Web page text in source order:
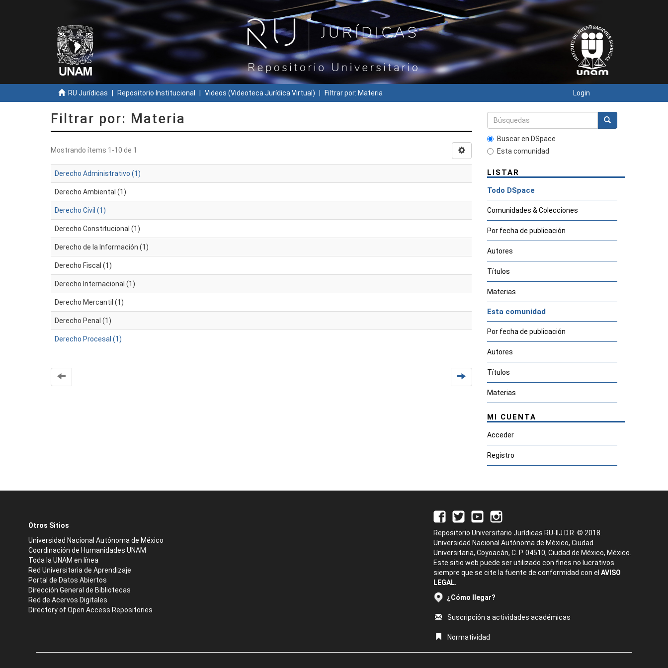
RU Jurídicas Repositorio Institucional Videos (Videoteca Jurídica Virtual) Filtrar por: Materia Login
Filtrar por: Materia
Mostrando ítems 1-10 de 1
Derecho Administrativo (1)
Derecho Ambiental (1)
Derecho Civil (1)
Derecho Constitucional (1)
Derecho de la Información (1)
Derecho Fiscal (1)
Derecho Internacional (1)
Derecho Mercantil (1)
Derecho Penal (1)
Derecho Procesal (1)
Buscar en DSpace
Esta comunidad
LISTAR
Todo DSpace
Comunidades & Colecciones
Por fecha de publicación
Autores
Títulos
Materias
Esta comunidad
Por fecha de publicación
Autores
Títulos
Materias
MI CUENTA
Acceder
Registro
Otros Sitios
Universidad Nacional Autónoma de México
Coordinación de Humanidades UNAM
Toda la UNAM en línea
Red Universitaria de Aprendizaje
Portal de Datos Abiertos
Dirección General de Bibliotecas
Red de Acervos Digitales
Directory of Open Access Repositories
Repositorio Universitario Jurídicas RU-IIJ D.R. © 2018.
Universidad Nacional Autónoma de México, Ciudad
Universitaria, Coyoacán, C. P. 04510, Ciudad de México, México.
Este sitio web puede ser utilizado con fines no lucrativos
siempre que se cite la fuente de conformidad con el AVISO
LEGAL.
¿Cómo llegar?
Suscripción a actividades académicas
Normatividad